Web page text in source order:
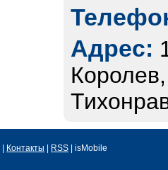
Адрес:
Контакты RSS | isMobile